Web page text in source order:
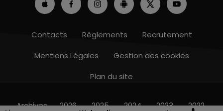
10h00 - 14h00
Contacts Règlements
Recrutement
Mentions Légales
Gestion des cookies
Plan du site
Archives 2026 2025 2024 2023 2022